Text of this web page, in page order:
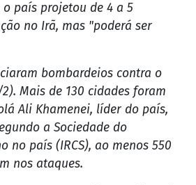
país projetou de 4 a 5
no Irã, mas "poderá ser
bombardeios contra o
Mais de 130 cidades foram
Ali Khamenei, líder do país,
a Sociedade do
no país (IRCS), ao menos 550
nos ataques.